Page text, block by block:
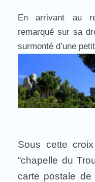
En arrivant au
remarqué sur sa
surmonté d’une
Sous cette
“chapelle du
carte postale